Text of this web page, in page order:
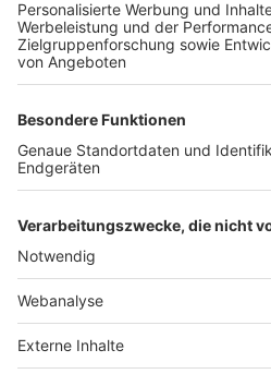
TOP-VEREINE
TOP-PARTNER
SFV DFB